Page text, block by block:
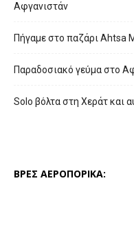
Αφγανιστάν
Πήγαμε στο παζάρι Ahtsa
Παραδοσιακό γεύμα στο
Solo βόλτα στη Χεράτ και
ΒΡΕΣ ΑΕΡΟΠΟΡΙΚΑ: